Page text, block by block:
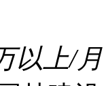
以上/月